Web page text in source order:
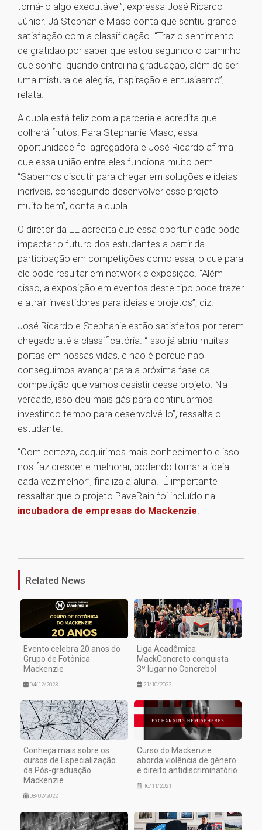
torná-lo algo executável”, expressa José Ricardo
Júnior. Já Stephanie Maso conta que sentiu grande
satisfação com a classificação. “Traz o sentimento
de gratidão por saber que estou seguindo o caminho
que sonhei quando entrei na graduação, além de ser
uma mistura de alegria, inspiração e entusiasmo”,
relata.
A dupla está feliz com a parceria e acredita que
colherá frutos. Para Stephanie Maso, essa
oportunidade foi agregadora e José Ricardo afirma
que essa união entre eles funciona muito bem.
“Sabemos discutir para chegar em soluções e ideias
incríveis, conseguindo desenvolver esse projeto
muito bem”, conta a dupla.
O diretor da EE acredita que essa oportunidade pode
impactar o futuro dos estudantes a partir da
participação em competições como essa, o que para
ele pode resultar em network e exposição. “Além
disso, a exposição em eventos deste tipo pode trazer
e atrair investidores para ideias e projetos”, diz.
José Ricardo e Stephanie estão satisfeitos por terem
chegado até a classificatória. “Isso já abriu muitas
portas em nossas vidas, e não é porque não
conseguimos avançar para a próxima fase da
competição que vamos desistir desse projeto. Na
verdade, isso deu mais gás para continuarmos
investindo tempo para desenvolvê-lo”, ressalta o
estudante.
“Com certeza, adquirimos mais conhecimento e isso
nos faz crescer e melhorar, podendo tornar a ideia
cada vez melhor”, finaliza a aluna. É importante
ressaltar que o projeto PaveRain foi incluído na
incubadora de empresas do Mackenzie.
Related News
Evento celebra 20 anos do
Grupo de Fotônica
Mackenzie
04/12/2023
Liga Acadêmica
MackConcreto conquista
3º lugar no Concrebol
21/10/2022
Conheça mais sobre os
cursos de Especialização
da Pós-graduação
Mackenzie
08/02/2022
Curso do Mackenzie
aborda violência de gênero
e direito antidiscriminatório
16/11/2021